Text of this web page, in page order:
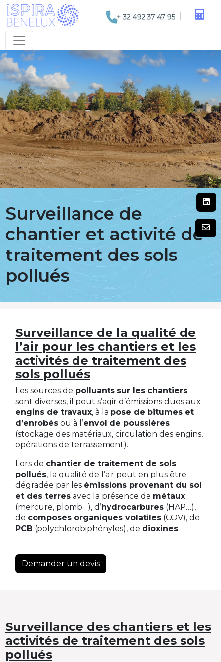
Surveillance de
chantier et activité de
traitement des sols
pollués
Surveillance de la qualité de
l’air pour les chantiers et les
activités de traitement des
sols pollués
Les sources de polluants sur les chantiers
sont diverses, il peut s’agir d’émissions dues aux
engins de travaux, à la pose de bitumes et
d’enrobés ou à l’envol de poussières
(stockage des matériaux, circulation des engins,
opérations de terrassement).
Lors de chantier de traitement de sols
pollués, la qualité de l’air peut en plus être
dégradée par les émissions provenant du sol
et des terres avec la présence de métaux
(mercure, plomb…), d’hydrocarbures (HAP…),
de composés organiques volatiles (COV), de
PCB (polychlorobiphényles), de dioxines…
Demander un devis
Surveillance des chantiers et les
activités de traitement des sols
pollués